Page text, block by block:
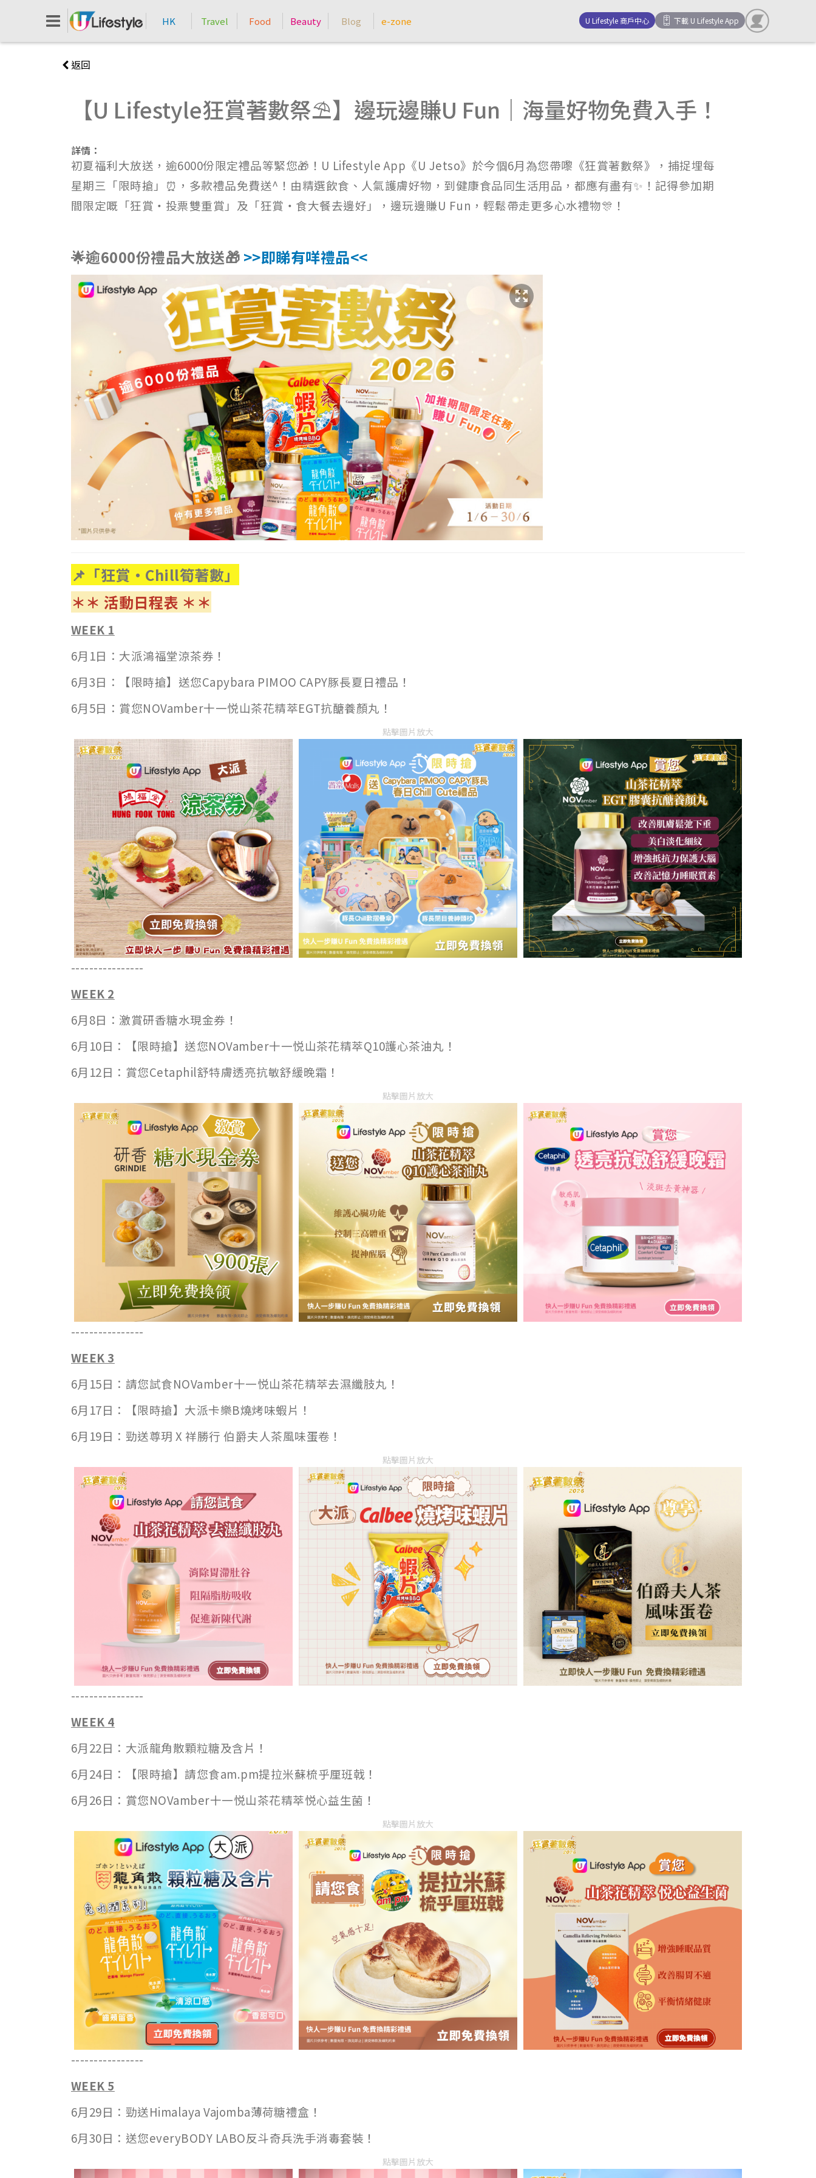
HK Travel Food Beauty Blog e-zone U Lifestyle 商戶中心 下載 U Lifestyle App
返回
【U Lifestyle狂賞著數祭⛱️】邊玩邊賺U Fun｜海量好物免費入手！
詳情：
初夏福利大放送，逾6000份限定禮品等緊您🎁！U Lifestyle App《U Jetso》於今個6月為您帶嚟《狂賞著數祭》，捕捉埋每
星期三「限時搶」⏰，多款禮品免費送^！由精選飲食、人氣護膚好物，到健康食品同生活用品，都應有盡有✨！記得參加期
間限定嘅「狂賞‧投票雙重賞」及「狂賞‧食大餐去邊好」，邊玩邊賺U Fun，輕鬆帶走更多心水禮物🎊！
🌟逾6000份禮品大放送🎁 >>即睇有咩禮品<<
📌「狂賞‧Chill筍著數」
＊＊ 活動日程表 ＊＊
WEEK 1
6月1日：大派鴻福堂涼茶券！
6月3日：【限時搶】送您Capybara PIMOO CAPY豚長夏日禮品！
6月5日：賞您NOVamber十一悦山茶花精萃EGT抗醣養顏丸！
點擊圖片放大
----------------
WEEK 2
6月8日：激賞研香糖水現金券！
6月10日：【限時搶】送您NOVamber十一悦山茶花精萃Q10護心茶油丸！
6月12日：賞您Cetaphil舒特膚透亮抗敏舒緩晚霜！
點擊圖片放大
----------------
WEEK 3
6月15日：請您試食NOVamber十一悦山茶花精萃去濕纖肢丸！
6月17日：【限時搶】大派卡樂B燒烤味蝦片！
6月19日：勁送尊玥 X 祥勝行 伯爵夫人茶風味蛋卷！
點擊圖片放大
----------------
WEEK 4
6月22日：大派龍角散顆粒糖及含片！
6月24日：【限時搶】請您食am.pm提拉米蘇梳乎厘班戟！
6月26日：賞您NOVamber十一悦山茶花精萃悦心益生菌！
點擊圖片放大
----------------
WEEK 5
6月29日：勁送Himalaya Vajomba薄荷糖禮盒！
6月30日：送您everyBODY LABO反斗奇兵洗手消毒套裝！
點擊圖片放大